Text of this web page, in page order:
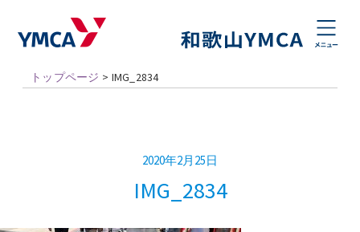
トップページ > IMG_2834
2020年2月25日
IMG_2834